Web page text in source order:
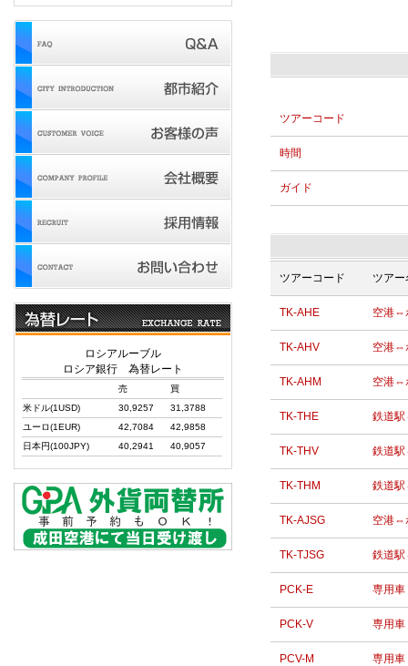
ツアーコード
時間
ガイド
ツアーコード ツアー
TK-AHE 空港⇔
TK-AHV 空港⇔
TK-AHM 空港⇔
TK-THE 鉄道
TK-THV 鉄道
TK-THM 鉄道
TK-AJSG 空港⇔
TK-TJSG 鉄道
PCK-E 専用
PCK-V 専用
PCV-M 専用
ロシアルーブル
ロシア銀行 為替レート
売
買
米ドル(1USD)
30,9257
31,3788
ユーロ(1EUR)
42,7084
42,9858
日本円(100JPY)
40,2941 40,9057